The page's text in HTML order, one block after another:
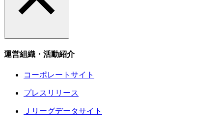
運営組織・活動紹介
コーポレートサイト
プレスリリース
Ｊリーグデータサイト